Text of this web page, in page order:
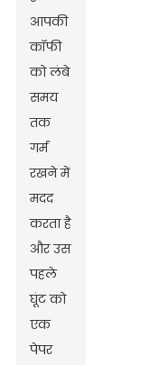
आपकी
कॉफी
को लंबे
समय
तक
गर्म
रखने में
मदद
करता है
और उस
पहले
घूंट को
एक
पेपर